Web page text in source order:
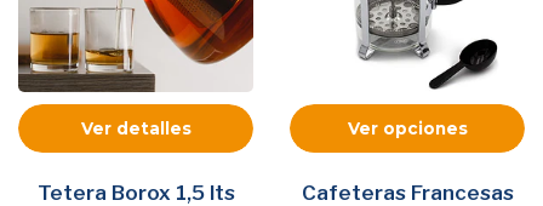
Ver detalles
Tetera Borox 1,5 lts
Ver opciones
Cafeteras Francesas